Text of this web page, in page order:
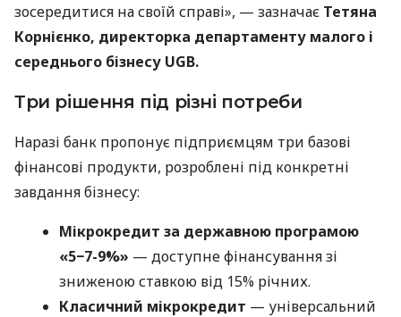
зосередитися на своїй справі», — зазначає Тетяна
Корнієнко, директорка департаменту малого і
середнього бізнесу UGB.
Три рішення під різні потреби
Наразі банк пропонує підприємцям три базові
фінансові продукти, розроблені під конкретні
завдання бізнесу:
Мікрокредит за державною програмою
«5−7-9%» — доступне фінансування зі
зниженою ставкою від 15% річних.
Класичний мікрокредит — універсальний